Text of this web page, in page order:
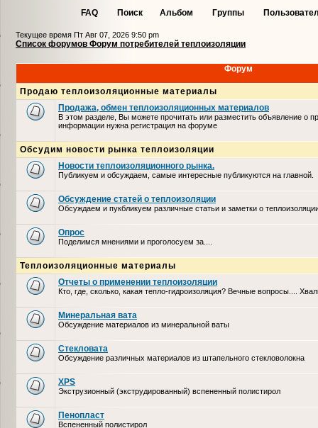
FAQ Поиск Альбом Группы
Текущее время Пт Авг 07, 2026 9:50 pm
Список форумов Форум потребителей теплоизоляции
Форум
Продаю теплоизоляционные материалы
Продажа, обмен теплоизоляционных материалов
В этом разделе, Вы можете прочитать или разместить объявление о
информации нужна регистрация на форуме
Обсудим новости рынка теплоизоляции
Новости теплоизоляционного рынка.
Публикуем и обсуждаем, самые интересные публикуются на главной.
Обсуждение статей о теплоизоляции
Обсуждаем и пукбликуем различные статьи и заметки о
Опрос
Поделимся мнениями и проголосуем за....
Теплоизоляционные материалы
Отчеты о применении теплоизоляции
Кто, где, сколько, какая тепло-гидроизоляция? Вечные вопросы....
Минеральная вата
Обсуждение материалов из минеральной ваты
Стекловата
Обсуждение различных материалов из штапельного стекловолокна
XPS
Экструзионный (экструдированный) вспененный полистирол
Пенопласт
Вспененный полистирол